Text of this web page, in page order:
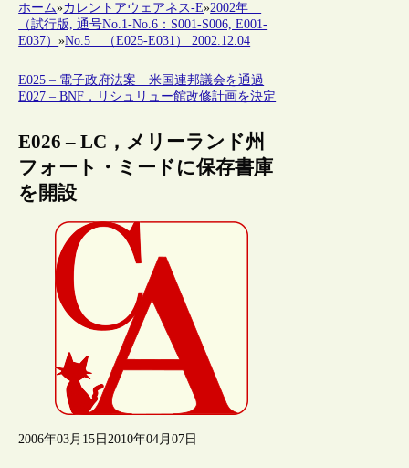
ホーム»カレントアウェアネス-E»2002年
（試行版, 通号No.1-No.6：S001-S006, E001-
E037）»No.5 （E025-E031） 2002.12.04
E025 – 電子政府法案 米国連邦議会を通過
E027 – BNF，リシュリュー館改修計画を決定
E026 – LC，メリーランド州
フォート・ミードに保存書庫
を開設
2006年03月15日 2010年04月07日